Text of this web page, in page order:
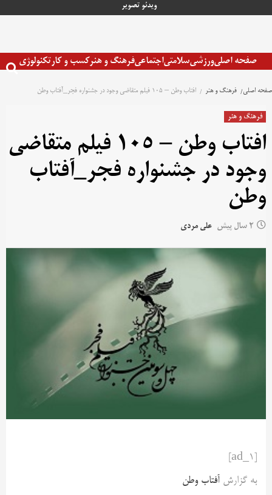
ویدئو تصویر
صفحه اصلیورزشیسلامتیاجتماعیفرهنگ و هنرکسب و کارتکنولوژی
صفحه اصلی فرهنگ و هنر افتاب وطن – ۱۰۵ فیلم متقاضی وجود در جشنواره فجر_آفتاب وطن
فرهنگ و هنر
افتاب وطن – ۱۰۵ فیلم متقاضی
وجود در جشنواره فجر_آفتاب
وطن
2 سال پیش علی مردی
به گزارش آفتاب وطن